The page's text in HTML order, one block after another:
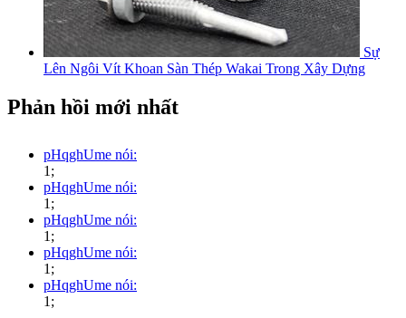
Sự
Lên Ngôi Vít Khoan Sàn Thép Wakai Trong Xây Dựng
Phản hồi mới nhất
pHqghUme nói:
1;
pHqghUme nói:
1;
pHqghUme nói:
1;
pHqghUme nói:
1;
pHqghUme nói:
1;